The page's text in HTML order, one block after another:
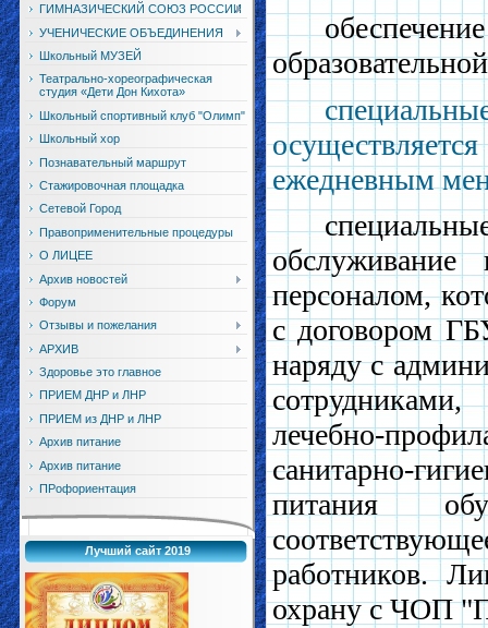
ГИМНАЗИЧЕСКИЙ СОЮЗ РОССИИ
УЧЕНИЧЕСКИЕ ОБЪЕДИНЕНИЯ
Школьный МУЗЕЙ
Театрально-хореографическая
студия «Дети Дон Кихота»
Школьный спортивный клуб "Олимп"
Школьный хор
Познавательный маршрут
Стажировочная площадка
Сетевой Город
Правоприменительные процедуры
О ЛИЦЕЕ
Архив новостей
Форум
Отзывы и пожелания
АРХИВ
Здоровье это главное
ПРИЕМ ДНР и ЛНР
ПРИЕМ из ДНР и ЛНР
Архив питание
Архив питание
ПРофориентация
Лучший сайт 2019
ежедневным
обслуживание
персоналом,
с договором
наряду с
сотрудниками,
лечебно-
санитарно-
питания
работников.
охрану с ЧОП